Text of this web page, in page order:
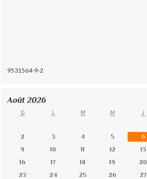
9531564-9-2
Août 2026
D L M M J
2
3 4 5 6
9
10 11 12 13
16
17 18 19 20
23
24 25 26 27